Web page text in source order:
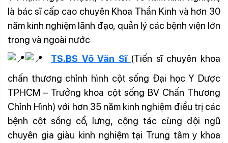
là bác sĩ cấp cao chuyên Khoa Thần Kinh và hơn 30
năm kinh nghiệm lãnh đạo, quản lý các bệnh viện lớn
trong và ngoài nước
TS.BS Võ Văn Sĩ (Tiến sĩ chuyên khoa
chấn thương chỉnh hình cột sống Đại học Y Dược
TPHCM – Trưởng khoa cột sống BV Chấn Thương
Chỉnh Hình) với hơn 35 năm kinh nghiệm điều trị các
bệnh cột sống cổ, lưng, cộng tác cùng đội ngũ
chuyên gia giàu kinh nghiệm tại Trung tâm y khoa